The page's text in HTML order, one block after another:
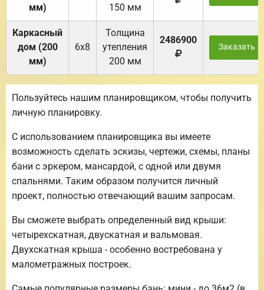
мм)
150 мм
Каркасный
дом (200
мм)
6х8
Толщина
утепления
200 мм
2486900
Заказать
Пользуйтесь нашим планировщиком, чтобы получить
личную планировку.
С использованием планировщика вы имеете
возможность сделать эскизы, чертежи, схемы, планы
бани с эркером, мансардой, с одной или двумя
спальнями. Таким образом получится личный
проект, полностью отвечающий вашим запросам.
Вы сможете выбрать определенный вид крыши:
четырехскатная, двускатная и вальмовая.
Двухскатная крыша - особенно востребована у
малометражных построек.